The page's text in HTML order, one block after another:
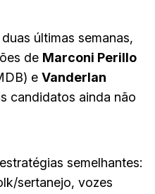
últimas semanas,
de Marconi Perillo
e Vanderlan
candidatos ainda não
semelhantes:
sertanejo, vozes